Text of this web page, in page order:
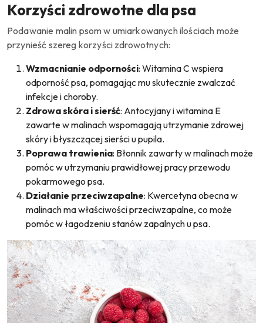
Korzyści zdrowotne dla psa
Podawanie malin psom w umiarkowanych ilościach może
przynieść szereg korzyści zdrowotnych:
Wzmacnianie odporności: Witamina C wspiera
odporność psa, pomagając mu skutecznie zwalczać
infekcje i choroby.
Zdrowa skóra i sierść: Antocyjany i witamina E
zawarte w malinach wspomagają utrzymanie zdrowej
skóry i błyszczącej sierści u pupila.
Poprawa trawienia: Błonnik zawarty w malinach może
pomóc w utrzymaniu prawidłowej pracy przewodu
pokarmowego psa.
Działanie przeciwzapalne: Kwercetyna obecna w
malinach ma właściwości przeciwzapalne, co może
pomóc w łagodzeniu stanów zapalnych u psa.